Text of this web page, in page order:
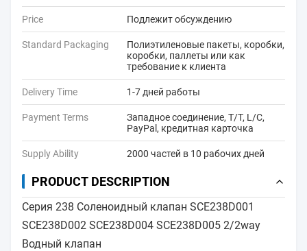
Price Подлежит обсуждению
Standard Packaging
Полиэтиленовые пакеты, коробки,
коробки, паллеты или как
требование к клиента
Delivery Time 1-7 дней работы
Payment Terms
Западное соединение, T/T, L/C,
PayPal, кредитная карточка
Supply Ability 2000 частей в 10 рабочих дней
PRODUCT DESCRIPTION
Серия 238 Соленоидный клапан SCE238D001
SCE238D002 SCE238D004 SCE238D005 2/2way
Водный клапан